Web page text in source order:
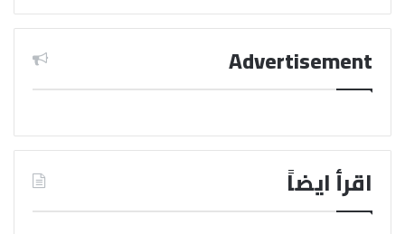
Advertisement
اقرأ ايضاً